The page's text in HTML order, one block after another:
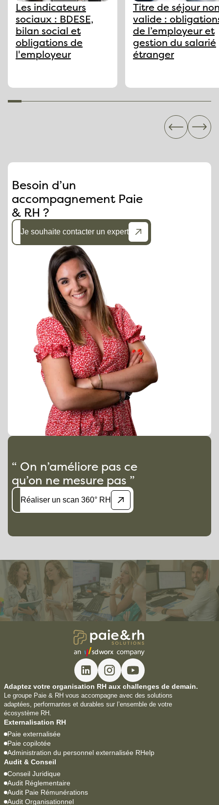
Les indicateurs
sociaux : BDESE,
bilan social et
obligations de
l'employeur
Titre de séjour
valide :
de l’employeur et
gestion du salarié
étranger
Besoin d’un
accompagnement Paie
& RH ?
Je souhaite contacter un expert
“ On n’améliore pas ce
qu’on ne mesure pas ”
Réaliser un scan 360° RH
Adaptez votre organisation RH aux challenges de demain.
Le groupe Paie & RH vous accompagne avec des solutions
adaptées, performantes et durables sur l’ensemble de votre
écosystème RH.
Externalisation RH
Paie externalisée
Paie copilotée
Administration du personnel externalisée RHelp
Audit & Conseil
Conseil Juridique
Audit Réglementaire
Audit Paie Rémunérations
Audit Organisationnel